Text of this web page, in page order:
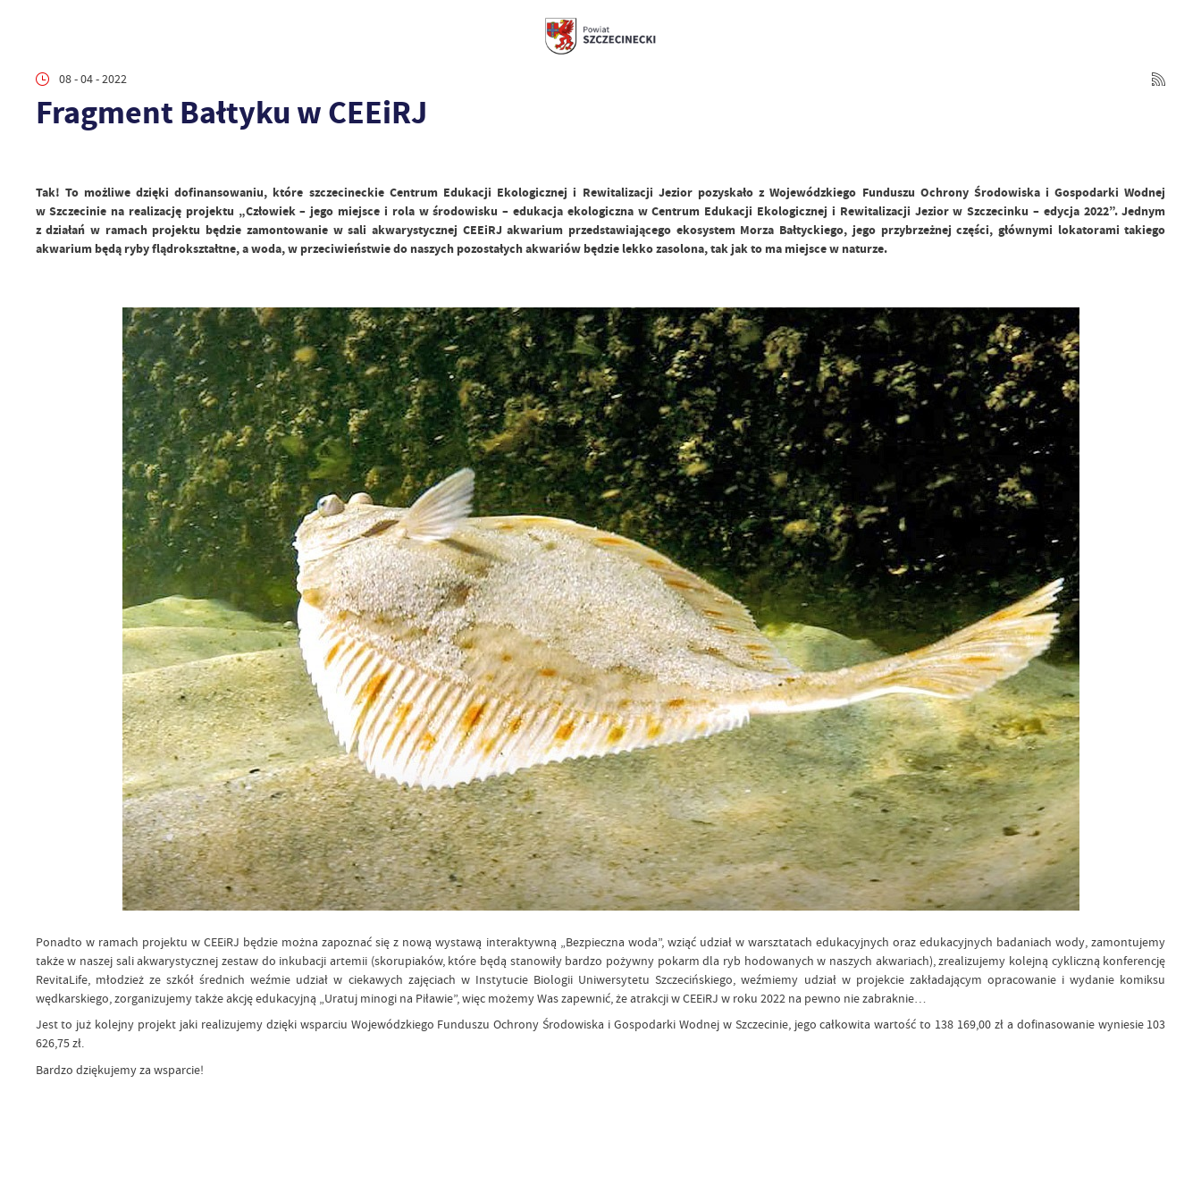
08 - 04 - 2022
Fragment Bałtyku w CEEiRJ
Tak! To możliwe dzięki dofinansowaniu, które szczecineckie Centrum Edukacji Ekologicznej i Rewitalizacji Jezior pozyskało z Wojewódzkiego Funduszu Ochrony Środowiska i Gospodarki Wodnej
w Szczecinie na realizację projektu „Człowiek – jego miejsce i rola w środowisku – edukacja ekologiczna w Centrum Edukacji Ekologicznej i Rewitalizacji Jezior w Szczecinku – edycja 2022”. Jednym
z działań w ramach projektu będzie zamontowanie w sali akwarystycznej CEEiRJ akwarium przedstawiającego ekosystem Morza Bałtyckiego, jego przybrzeżnej części, głównymi lokatorami takiego
akwarium będą ryby flądrokształtne, a woda, w przeciwieństwie do naszych pozostałych akwariów będzie lekko zasolona, tak jak to ma miejsce w naturze.
Ponadto w ramach projektu w CEEiRJ będzie można zapoznać się z nową wystawą interaktywną „Bezpieczna woda”, wziąć udział w warsztatach edukacyjnych oraz edukacyjnych badaniach wody, zamontujemy
także w naszej sali akwarystycznej zestaw do inkubacji artemii (skorupiaków, które będą stanowiły bardzo pożywny pokarm dla ryb hodowanych w naszych akwariach), zrealizujemy kolejną cykliczną konferencję
RevitaLife, młodzież ze szkół średnich weźmie udział w ciekawych zajęciach w Instytucie Biologii Uniwersytetu Szczecińskiego, weźmiemy udział w projekcie zakładającym opracowanie i wydanie komiksu
wędkarskiego, zorganizujemy także akcję edukacyjną „Uratuj minogi na Piławie”, więc możemy Was zapewnić, że atrakcji w CEEiRJ w roku 2022 na pewno nie zabraknie…
Jest to już kolejny projekt jaki realizujemy dzięki wsparciu Wojewódzkiego Funduszu Ochrony Środowiska i Gospodarki Wodnej w Szczecinie, jego całkowita wartość to 138 169,00 zł a dofinasowanie wyniesie 103
626,75 zł.
Bardzo dziękujemy za wsparcie!